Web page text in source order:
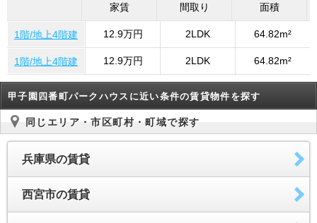
家賃 間取り 面積
1階/地上4階建 12.9万円 2LDK 64.82m²
1階/地上4階建 12.9万円 2LDK 64.82m²
甲子園四番町パークハウスに近い条件の賃貸物件を探す
同じエリア・市区町村・町域で探す
兵庫県の賃貸
西宮市の賃貸